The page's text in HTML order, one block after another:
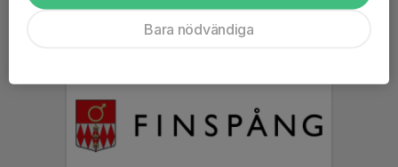
Bara nödvändiga